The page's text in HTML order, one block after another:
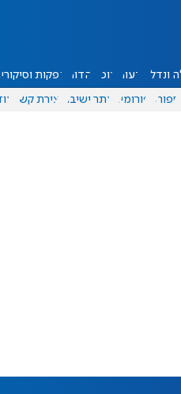
ונדל"ן דעות אוכל יהדות הפקות וסיקורים
ספורט פורומים אתר ישיבה יצירת קשר